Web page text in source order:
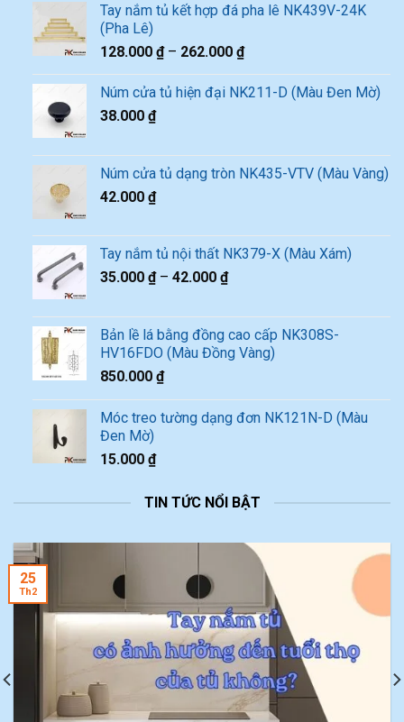
Tay nắm tủ kết hợp đá pha lê NK439V-24K
(Pha Lê)
128.000 ₫– 262.000 ₫
Núm cửa tủ hiện đại NK211-D (Màu Đen Mờ)
38.000 ₫
Núm cửa tủ dạng tròn NK435-VTV (Màu Vàng)
42.000 ₫
Tay nắm tủ nội thất NK379-X (Màu Xám)
35.000 ₫– 42.000 ₫
Bản lề lá bằng đồng cao cấp NK308S-
HV16FDO (Màu Đồng Vàng)
850.000 ₫
Móc treo tường dạng đơn NK121N-D (Màu
Đen Mờ)
15.000 ₫
TIN TỨC NỔI BẬT
25
Th2